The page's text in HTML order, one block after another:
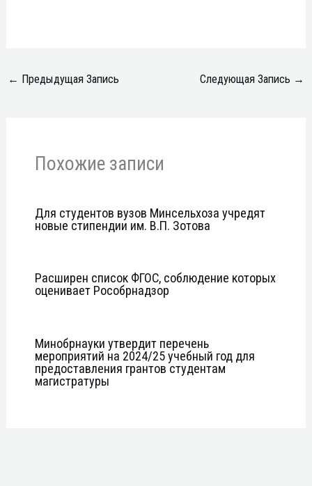
← Предыдущая Запись Следующая Запись →
Похожие записи
Для студентов вузов Минсельхоза учредят
новые стипендии им. В.П. Зотова
Расширен список ФГОС, соблюдение которых
оценивает Рособрнадзор
Минобрнауки утвердит перечень
мероприятий на 2024/25 учебный год для
предоставления грантов студентам
магистратуры